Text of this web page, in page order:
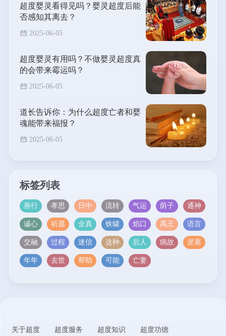
超度婴灵看得见吗？婴灵超度后能
否感知其离去？
2025-06-05
超度婴灵有用吗？不做婴灵超度真
的会带来霉运吗？
2025-06-05
道长告诉你：为什么超度亡者和婴
魂能带来福报？
2025-06-05
标签列表
善行 孝思 日中 流转 气运 荫子 通神
诚心 祈愿 全真 铁罐 焰口 禹王 语言
交融 过程 迷信 这种 后人 病故 淤塞
年年 去世 帮助 可能 亡妻
关于超度 超度服务 超度知识 超度功德